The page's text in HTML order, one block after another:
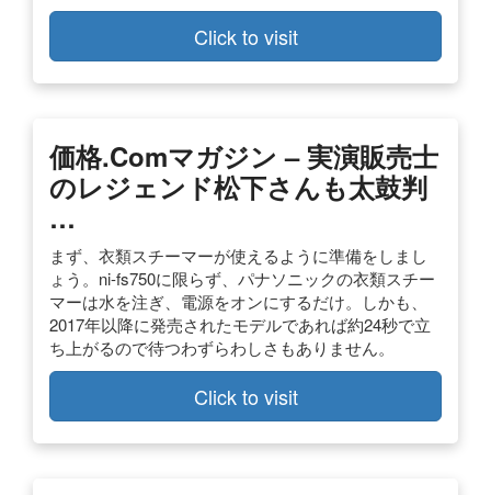
Click to visit
価格.comマガジン – 実演販売士
のレジェンド松下さんも太鼓判
…
まず、衣類スチーマーが使えるように準備をしまし
ょう。ni-fs750に限らず、パナソニックの衣類スチー
マーは水を注ぎ、電源をオンにするだけ。しかも、
2017年以降に発売されたモデルであれば約24秒で立
ち上がるので待つわずらわしさもありません。
Click to visit